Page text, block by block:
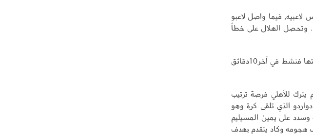
فيما واصل لاعبو
.. وتحصل الهلال على خطأ
وأحس الهلال بالخطر مع اقتراب الحصة الاولى من نهايتها فنشط في آخر10دقائق
يترك للأهلي فرصة ترتيب
الذي تلقى كرة وهو
وسدد على يمين المسيليم
وكثف هجومه وكاد يتقدم بهدف